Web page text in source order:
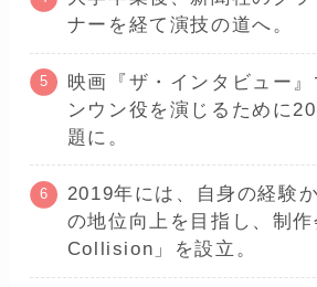
ナーを経て演技の道へ。
映画『ザ・インタビュー
ンウン役を演じるために
題に。
2019年には、自身の経験
の地位向上を目指し、制
Collision」を設立。